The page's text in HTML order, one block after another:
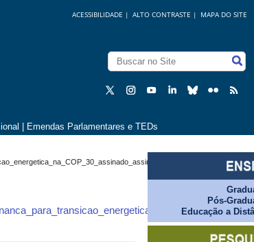
MAPA DO SITE
ALTO CONTRASTE |
ACESSIBILIDADE |
Emendas Parlamentares e TEDs
Pós-
Educação a